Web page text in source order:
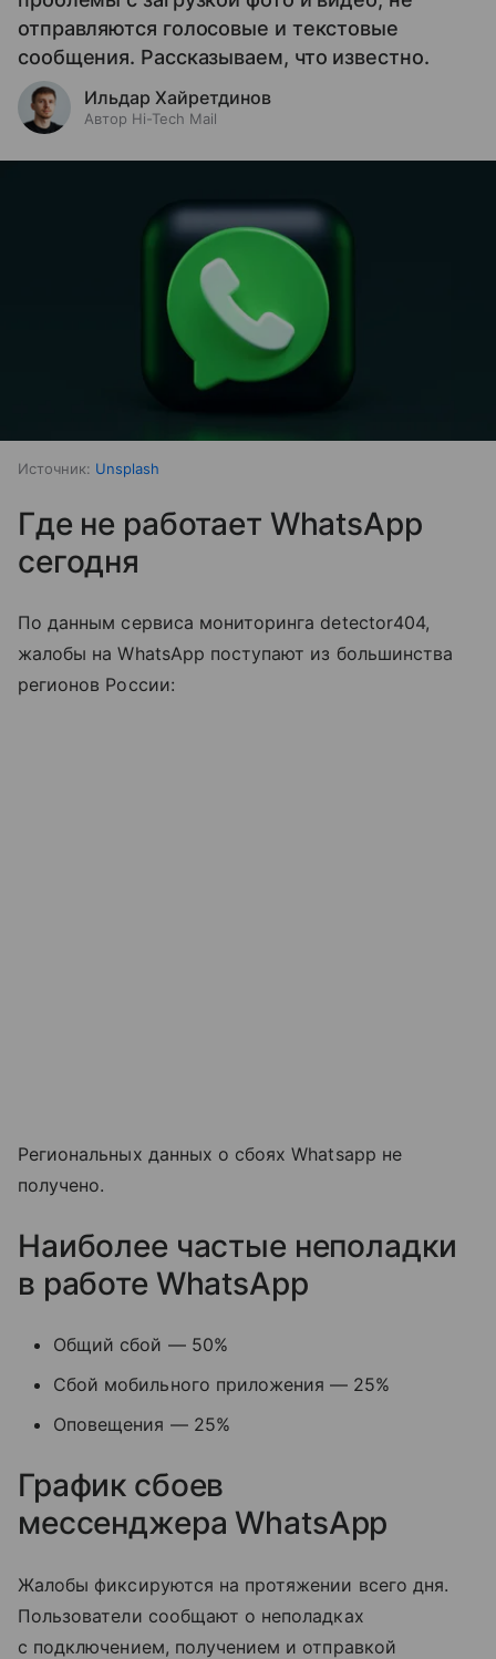
отправляются голосовые и текстовые
сообщения. Рассказываем, что известно.
Ильдар Хайретдинов
Автор Hi-Tech Mail
Источник: Unsplash
Где не работает WhatsApp
сегодня
По данным сервиса мониторинга detector404,
жалобы на WhatsApp поступают из большинства
регионов России:
Региональных данных о сбоях Whatsapp не
получено.
Наиболее частые неполадки
в работе WhatsApp
Общий сбой — 50%
Сбой мобильного приложения — 25%
Оповещения — 25%
График сбоев
мессенджера WhatsApp
Жалобы фиксируются на протяжении всего дня.
Пользователи сообщают о неполадках
с подключением, получением и отправкой